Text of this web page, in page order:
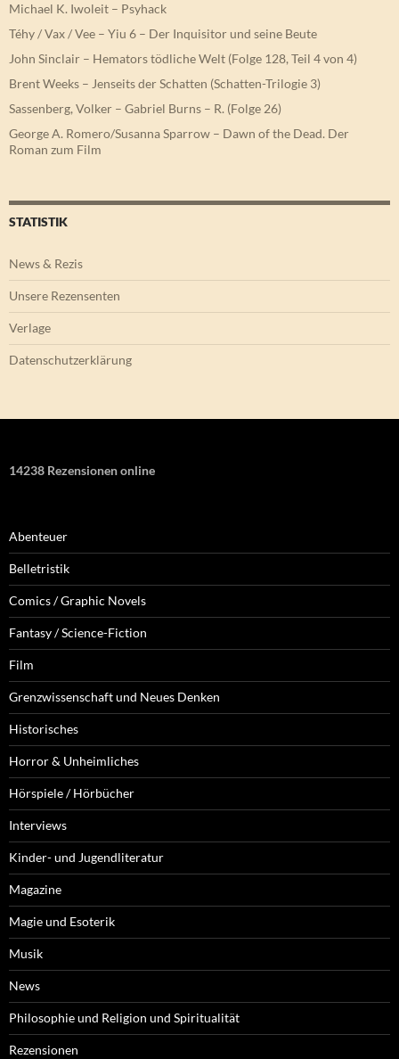
Michael K. Iwoleit – Psyhack
Téhy / Vax / Vee – Yiu 6 – Der Inquisitor und seine Beute
John Sinclair – Hemators tödliche Welt (Folge 128, Teil 4 von 4)
Brent Weeks – Jenseits der Schatten (Schatten-Trilogie 3)
Sassenberg, Volker – Gabriel Burns – R. (Folge 26)
George A. Romero/Susanna Sparrow – Dawn of the Dead. Der
Roman zum Film
STATISTIK
News & Rezis
Unsere Rezensenten
Verlage
Datenschutzerklärung
14238 Rezensionen online
Abenteuer
Belletristik
Comics / Graphic Novels
Fantasy / Science-Fiction
Film
Grenzwissenschaft und Neues Denken
Historisches
Horror & Unheimliches
Hörspiele / Hörbücher
Interviews
Kinder- und Jugendliteratur
Magazine
Magie und Esoterik
Musik
News
Philosophie und Religion und Spiritualität
Rezensionen